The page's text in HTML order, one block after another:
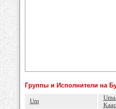
Группы и Исполнители на
Um
Каас